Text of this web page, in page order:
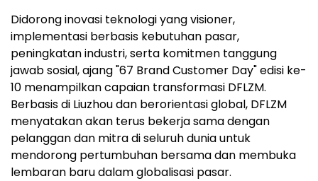
Didorong inovasi teknologi yang visioner,
implementasi berbasis kebutuhan pasar,
peningkatan industri, serta komitmen tanggung
jawab sosial, ajang "67 Brand Customer Day" edisi ke-
10 menampilkan capaian transformasi DFLZM.
Berbasis di Liuzhou dan berorientasi global, DFLZM
menyatakan akan terus bekerja sama dengan
pelanggan dan mitra di seluruh dunia untuk
mendorong pertumbuhan bersama dan membuka
lembaran baru dalam globalisasi pasar.